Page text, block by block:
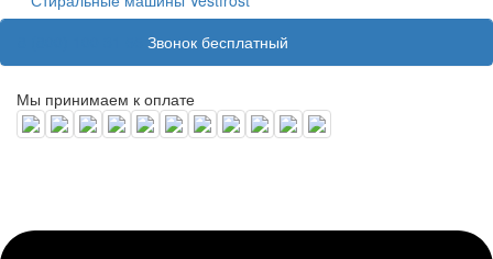
Звонок бесплатный
Мы принимаем к оплате